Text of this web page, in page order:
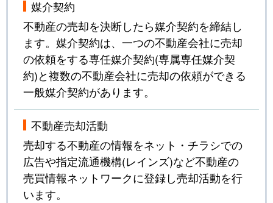
媒介契約
不動産の売却を決断したら媒介契約を締結し
ます。媒介契約は、一つの不動産会社に売却
の依頼をする専任媒介契約(専属専任媒介契
約)と複数の不動産会社に売却の依頼ができる
一般媒介契約があります。
不動産売却活動
売却する不動産の情報をネット・チラシでの
広告や指定流通機構(レインズ)など不動産の
売買情報ネットワークに登録し売却活動を行
います。